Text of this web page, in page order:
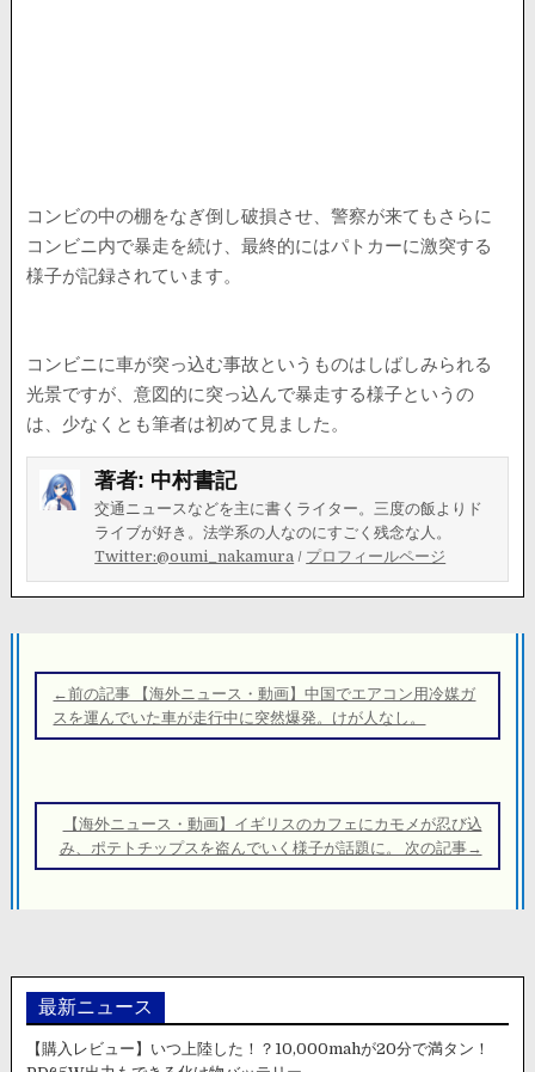
コンビの中の棚をなぎ倒し破損させ、警察が来てもさらに
コンビニ内で暴走を続け、最終的にはパトカーに激突する
様子が記録されています。
コンビニに車が突っ込む事故というものはしばしみられる
光景ですが、意図的に突っ込んで暴走する様子というの
は、少なくとも筆者は初めて見ました。
著者: 中村書記
交通ニュースなどを主に書くライター。三度の飯よりド
ライブが好き。法学系の人なのにすごく残念な人。
Twitter:@oumi_nakamura / プロフィールページ
稿
ナ
ー
シ
←前の記事 【海外ニュース・動画】中国でエアコン用冷媒ガ
スを運んでいた車が走行中に突然爆発。けが人なし。
【海外ニュース・動画】イギリスのカフェにカモメが忍び込
み、ポテトチップスを盗んでいく様子が話題に。 次の記事→
最新ニュース
【購入レビュー】いつ上陸した！？10,000mahが20分で満タン！